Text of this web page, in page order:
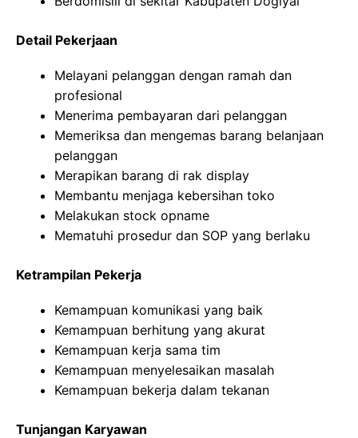
Detail Pekerjaan
Melayani pelanggan dengan ramah dan
profesional
Menerima pembayaran dari pelanggan
Memeriksa dan mengemas barang belanjaan
pelanggan
Merapikan barang di rak display
Membantu menjaga kebersihan toko
Melakukan stock opname
Mematuhi prosedur dan SOP yang berlaku
Ketrampilan Pekerja
Kemampuan komunikasi yang baik
Kemampuan berhitung yang akurat
Kemampuan kerja sama tim
Kemampuan menyelesaikan masalah
Kemampuan bekerja dalam tekanan
Tunjangan Karyawan